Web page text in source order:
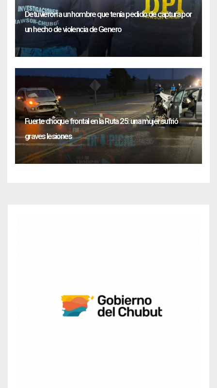
Detuvieron a un hombre que tenía pedido de captura por
un hecho de violencia de Genero
Fuerte choque frontal en la Ruta 25: una mujer sufrió
graves lesiones